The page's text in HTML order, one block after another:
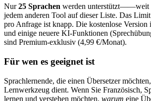
Nur25 Sprachen werden unterstützt——weit
jedem anderen Tool auf dieser Liste. Das
pro Anfrage ist knapp. Die kostenlose Version
und einige neuere KI-Funktionen
sind Premium-exklusiv (4,99 €/Monat).
Für wen es geeignet ist
Sprachlernende, die einen Übersetzer
Lernwerkzeug dient. Wenn Sie Französisch,
lernen und verstehen möchten, warum eine